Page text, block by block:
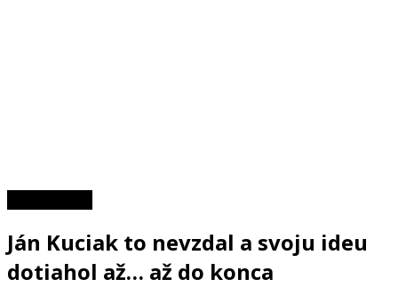
Ján Kuciak to nevzdal a svoju ideu
dotiahol až… až do konca